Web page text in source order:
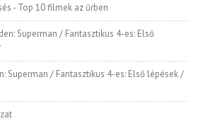
- Top 10 filmek az űrben
Superman / Fantasztikus 4-es: Első
Superman / Fantasztikus 4-es: Első lépések /